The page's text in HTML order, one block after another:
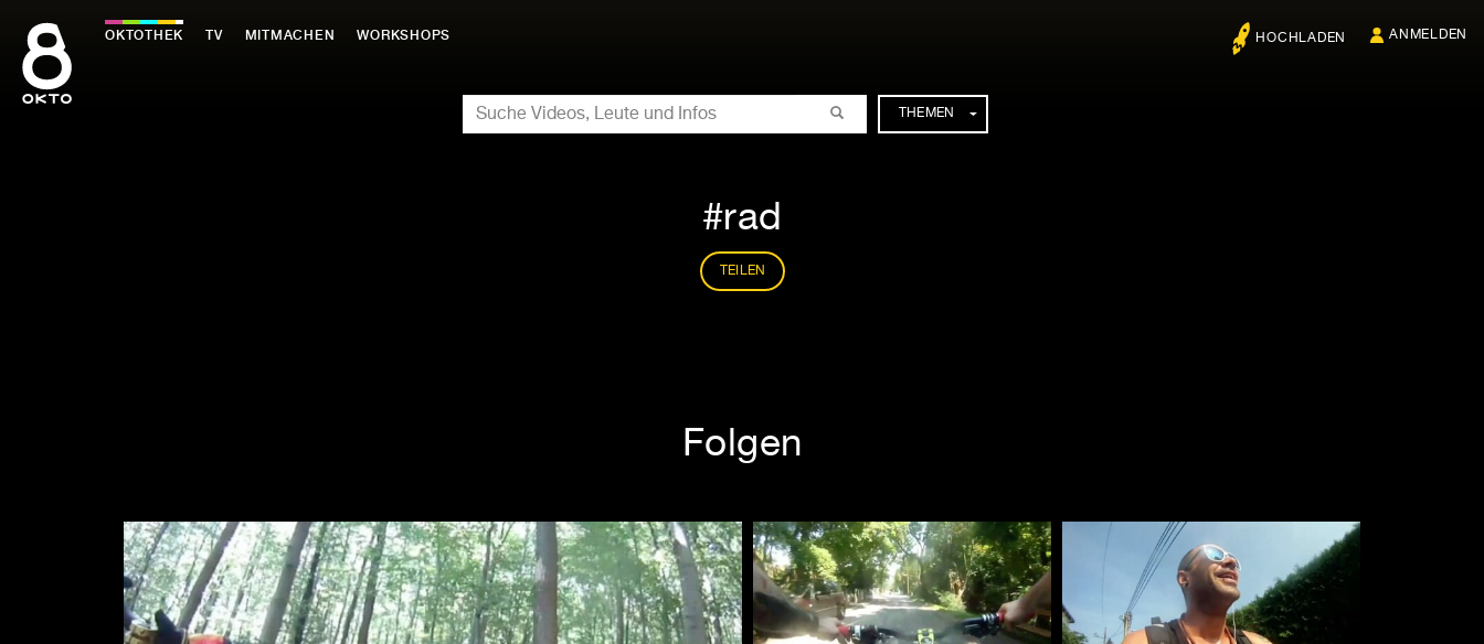
Inhalt
springen
OKTOTHEK TV MITMACHEN WORKSHOPS HOCHLADEN ANMELDEN
SUCHE
THEMEN
rad
TEILEN
Folgen